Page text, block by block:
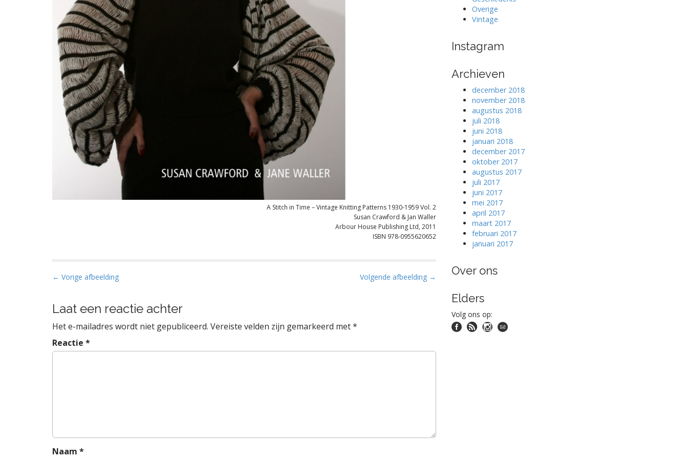
A Stitch in Time – Vintage Knitting Patterns 1930-1959 Vol. 2
Susan Crawford & Jan Waller
Arbour House Publishing Ltd, 2011
ISBN 978-0955620652
B
r
i
c
h
t
a
t
← Vorige afbeelding Volgende afbeelding →
Laat een reactie achter
Het e-mailadres wordt niet gepubliceerd. Vereiste velden zijn gemarkeerd met*
Reactie *
Naam *
Overige
Vintage
Instagram
Archieven
december 2018
november 2018
augustus 2018
juli 2018
juni 2018
januari 2018
december 2017
oktober 2017
augustus 2017
juli 2017
juni 2017
mei 2017
april 2017
maart 2017
februari 2017
januari 2017
Over ons
Elders
Volg ons op: